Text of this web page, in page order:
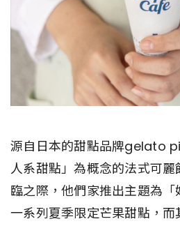
源自日本的甜點品牌gelato
人系甜點」為概念的法式可
臨之際，他們家推出主題為
一系列夏季限定芒果甜點，